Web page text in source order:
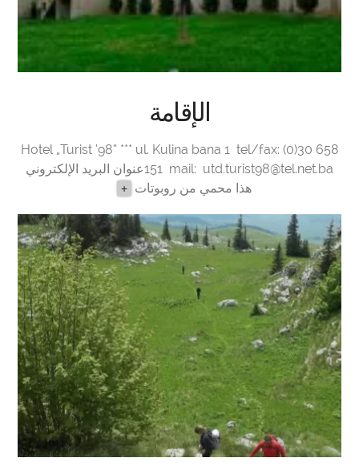
الإقامة
Hotel „Turist ‘98“ *** ul. Kulina bana 1 tel/fax: (0)30 658
151 mail: utd.turist98@tel.net.ba
عنوان البريد الإلكتروني
هذا محمي من روبوتات
+